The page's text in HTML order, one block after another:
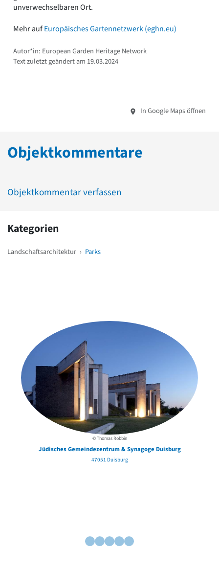
unverwechselbaren Ort.
Mehr aufEuropäisches Gartennetzwerk (eghn.eu)
Autor*in: European Garden Heritage Network
Text zuletzt geändert am 19.03.2024
In Google Maps öffnen
Objektkommentare
Objektkommentar verfassen
Kategorien
Landschaftsarchitektur › Parks
© Thomas Robbin
Jüdisches Gemeindezentrum & Synagoge Duisburg
47051 Duisburg